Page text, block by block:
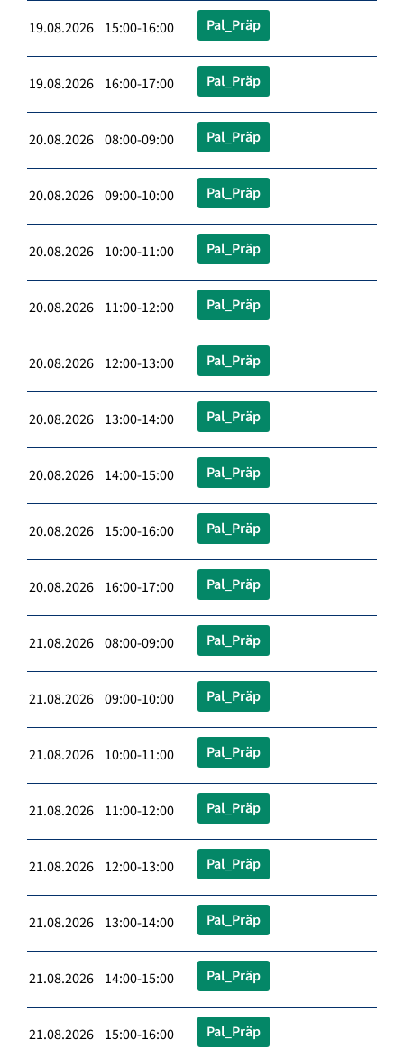
19.08.2026 15:00-16:00 Pal_Präp
19.08.2026 16:00-17:00 Pal_Präp
20.08.2026 08:00-09:00 Pal_Präp
20.08.2026 09:00-10:00 Pal_Präp
20.08.2026 10:00-11:00 Pal_Präp
20.08.2026 11:00-12:00 Pal_Präp
20.08.2026 12:00-13:00 Pal_Präp
20.08.2026 13:00-14:00 Pal_Präp
20.08.2026 14:00-15:00 Pal_Präp
20.08.2026 15:00-16:00 Pal_Präp
20.08.2026 16:00-17:00 Pal_Präp
21.08.2026 08:00-09:00 Pal_Präp
21.08.2026 09:00-10:00 Pal_Präp
21.08.2026 10:00-11:00 Pal_Präp
21.08.2026 11:00-12:00 Pal_Präp
21.08.2026 12:00-13:00 Pal_Präp
21.08.2026 13:00-14:00 Pal_Präp
21.08.2026 14:00-15:00 Pal_Präp
21.08.2026 15:00-16:00 Pal_Präp